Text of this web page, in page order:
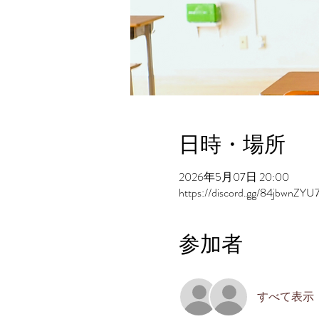
日時・場所
2026年5月07日 20:00
https://discord.gg/
参加者
すべて表示